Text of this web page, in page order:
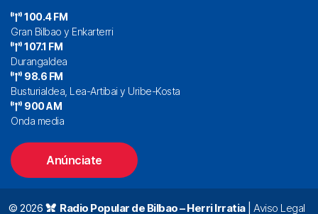
100.4 FM
Gran Bilbao y Enkarterri
107.1 FM
Durangaldea
98.6 FM
Busturialdea, Lea-Artibai y Uribe-Kosta
900 AM
Onda media
Anúnciate
© 2026 Radio Popular de Bilbao – Herri Irratia| Aviso Legal